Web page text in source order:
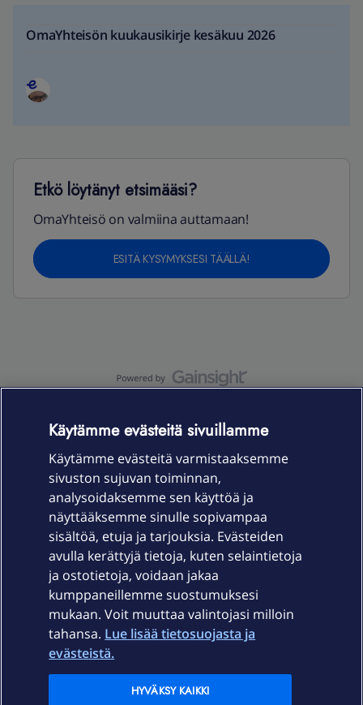
OmaYhteisön kuukausikirje kesäkuu 2026
Etkö löytänyt etsimääsi?
OmaYhteisö on valmiina auttamaan!
ESITÄ KYSYMYKSESI TÄÄLLÄ!
Laitteet & liittymät
Palvelut
Ajankohtaista
Elisa Oyj
Käytämme evästeitä sivuillamme
Käytämme evästeitä varmistaaksemme
sivuston sujuvan toiminnan,
analysoidaksemme sen käyttöä ja
näyttääksemme sinulle sopivampaa
sisältöä, etuja ja tarjouksia. Evästeiden
avulla kerättyjä tietoja, kuten selaintietoja
ja ostotietoja, voidaan jakaa
kumppaneillemme suostumuksesi
mukaan. Voit muuttaa valintojasi milloin
tahansa. Lue lisää tietosuojasta ja
evästeistä.
HYVÄKSY KAIKKI